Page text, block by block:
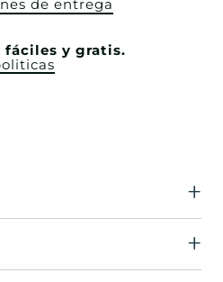
de entrega
fáciles y gratis.